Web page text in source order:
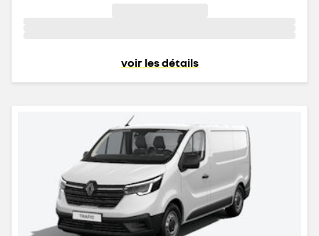
voir les détails